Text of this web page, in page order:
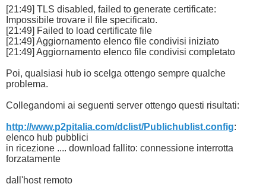
[21:49] TLS disabled, failed to generate certificate:
Impossibile trovare il file specificato.
[21:49] Failed to load certificate file
[21:49] Aggiornamento elenco file condivisi iniziato
[21:49] Aggiornamento elenco file condivisi completato
Poi, qualsiasi hub io scelga ottengo sempre qualche
problema.
Collegandomi ai seguenti server ottengo questi risultati:
http://www.p2pitalia.com/dclist/Publichublist.config:
elenco hub pubblici
in ricezione .... download fallito: connessione interrotta
forzatamente
dall'host remoto